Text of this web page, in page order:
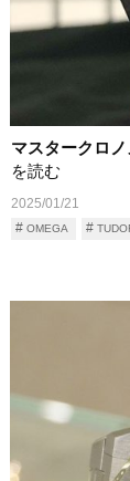
マスタークロ
を読む
2025/01/21
OMEGA